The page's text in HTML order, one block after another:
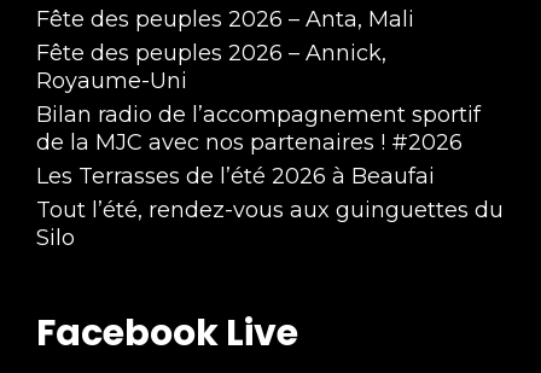
Fête des peuples 2026 – Anta, Mali
Fête des peuples 2026 – Annick,
Royaume-Uni
Bilan radio de l’accompagnement sportif
de la MJC avec nos partenaires ! #2026
Les Terrasses de l’été 2026 à Beaufai
Tout l’été, rendez-vous aux guinguettes du
Silo
Facebook Live